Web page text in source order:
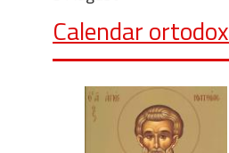
Calendar ortodox